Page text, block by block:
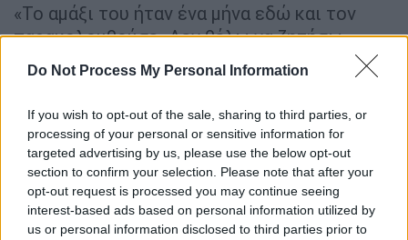
Do Not Process My Personal Information
If you wish to opt-out of the sale, sharing to third parties, or
processing of your personal or sensitive information for
targeted advertising by us, please use the below opt-out
section to confirm your selection. Please note that after your
opt-out request is processed you may continue seeing
interest-based ads based on personal information utilized by
us or personal information disclosed to third parties prior to
«Το αμάξι του ήταν ένα μήνα εδώ και τον
παρακολουθούσε. Δεν θέλω να ζητήσω
ευθύνες. Είχε μπει στο
ψυχιατρείο
Σταυρούπολης», είπε η κόρη του στο Mega.
Αυτός ο άνδρας μου κατέστρεψε τη ζωή»,
είπε για τονδολοφόνοκαι αυτόχειρρα
πατέρα της. «Ο σύζυγος μου έβγαινε κάθε
πρωί να πάρει το γιο μου στο σχολείο. Εγώ
ήμουν μέσα και μου ήρθαν σκάγια, αν ήταν
μαζί του το παιδί;»